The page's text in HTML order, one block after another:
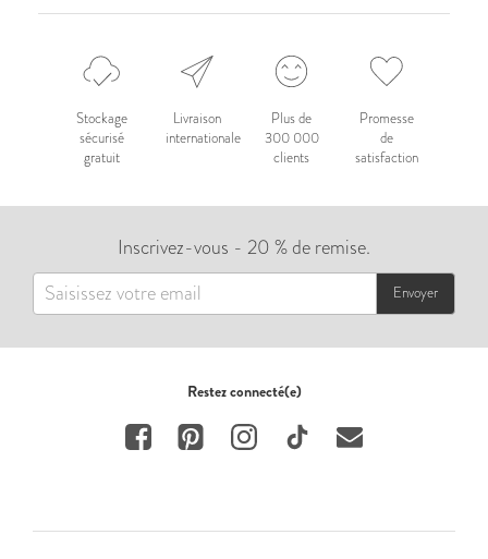
Stockage
sécurisé
gratuit
Livraison
internationale
Plus de
300 000
clients
Promesse
de
satisfaction
Inscrivez-vous - 20 % de remise.
Envoyer
Restez connecté(e)